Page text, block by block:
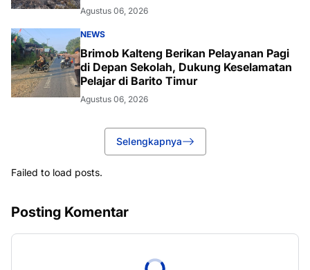
Agustus 06, 2026
NEWS
Brimob Kalteng Berikan Pelayanan Pagi
di Depan Sekolah, Dukung Keselamatan
Pelajar di Barito Timur
Agustus 06, 2026
Selengkapnya
Failed to load posts.
Posting Komentar